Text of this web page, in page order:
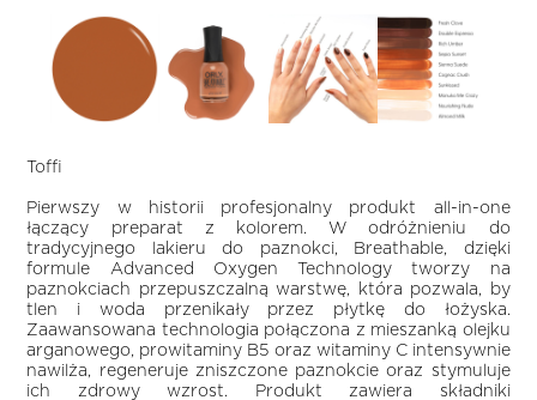
Toffi
Pierwszy w historii profesjonalny produkt all-in-one
łączący preparat z kolorem. W odróżnieniu do
tradycyjnego lakieru do paznokci, Breathable, dzięki
formule Advanced Oxygen Technology tworzy na
paznokciach przepuszczalną warstwę, która pozwala, by
tlen i woda przenikały przez płytkę do łożyska.
Zaawansowana technologia połączona z mieszanką olejku
arganowego, prowitaminy B5 oraz witaminy C intensywnie
nawilża, regeneruje zniszczone paznokcie oraz stymuluje
ich zdrowy wzrost. Produkt zawiera składniki